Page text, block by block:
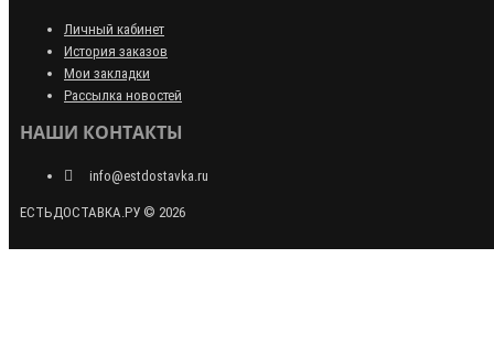
Личный кабинет
История заказов
Мои закладки
Рассылка новостей
НАШИ КОНТАКТЫ
info@estdostavka.ru
ЕСТЬДОСТАВКА.РУ © 2026